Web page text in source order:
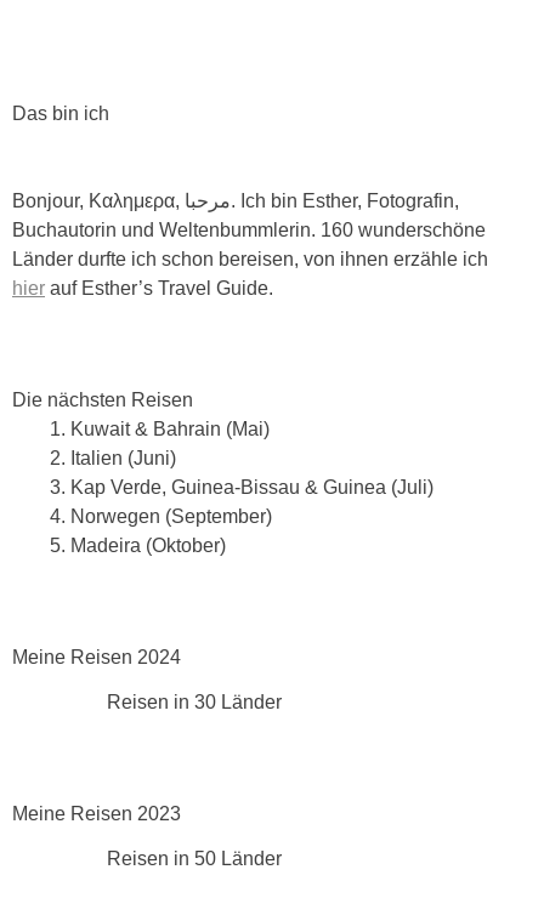
Das bin ich
Bonjour, Καλημερα, مرحبا. Ich bin Esther, Fotografin,
Buchautorin und Weltenbummlerin. 160 wunderschöne
Länder durfte ich schon bereisen, von ihnen erzähle ich
hier auf Esther’s Travel Guide.
Die nächsten Reisen
Kuwait & Bahrain (Mai)
Italien (Juni)
Kap Verde, Guinea-Bissau & Guinea (Juli)
Norwegen (September)
Madeira (Oktober)
Meine Reisen 2024
Reisen in 30 Länder
Meine Reisen 2023
Reisen in 50 Länder